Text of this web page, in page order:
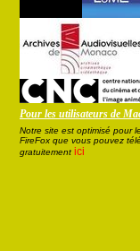
Pour les utilisateurs de
Notre site est optimisé pour
FireFox que vous pouvez
gratuitement ici